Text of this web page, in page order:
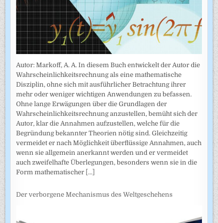
Autor: Markoff, A. A. In diesem Buch entwickelt der Autor die
Wahrscheinlichkeitsrechnung als eine mathematische
Disziplin, ohne sich mit ausführlicher Betrachtung ihrer
mehr oder weniger wichtigen Anwendungen zu befassen.
Ohne lange Erwägungen über die Grundlagen der
Wahrscheinlich­keitsrechnung anzustellen, bemüht sich der
Autor, klar die Annahmen auf­zustellen, welche für die
Begründung bekannter Theorien nötig sind. Gleichzeitig
vermeidet er nach Möglichkeit überflüssige Annahmen, auch
wenn sie allgemein anerkannt werden und er vermeidet
auch zweifel­hafte Überlegungen, besonders wenn sie in die
Form mathematischer [...]
Der verborgene Mechanismus des Weltgeschehens